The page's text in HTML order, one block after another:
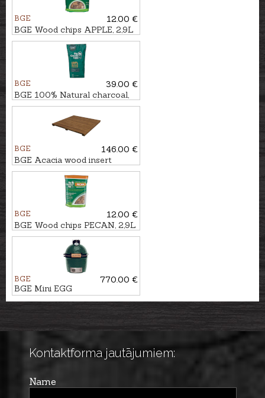
BGE
12.00 €
BGE Wood chips APPLE, 2,9L
BGE
39.00 €
BGE 100% Natural charcoal,
9kg
BGE
146.00 €
BGE Acacia wood insert
BGE
12.00 €
BGE Wood chips PECAN, 2,9L
BGE
770.00 €
BGE Mini EGG
Kontaktforma jautājumiem:
Name